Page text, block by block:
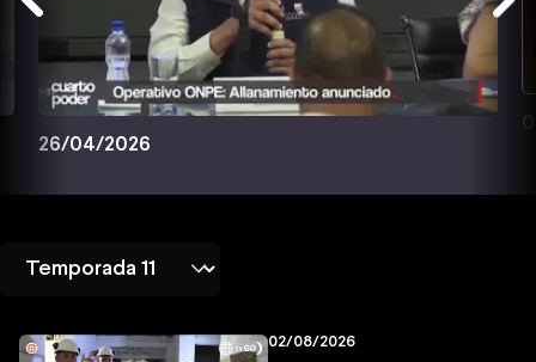
26/04/2026
02/08/2026